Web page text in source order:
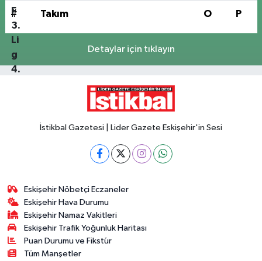
# Takım O P
Detaylar için tıklayın
İstikbal Gazetesi | Lider Gazete Eskişehir'in Sesi
Eskişehir Nöbetçi Eczaneler
Eskişehir Hava Durumu
Eskişehir Namaz Vakitleri
Eskişehir Trafik Yoğunluk Haritası
Puan Durumu ve Fikstür
Tüm Manşetler